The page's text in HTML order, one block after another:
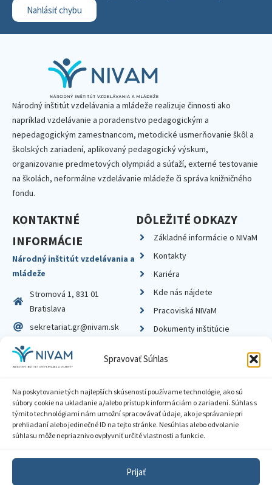
Spravovať Súhlas
Na poskytovanie tých najlepších skúseností používame technológie, ako sú
súbory cookie na ukladanie a/alebo prístup k informáciám o zariadení. Súhlas s
týmito technológiami nám umožní spracovávať údaje, ako je správanie pri
prehliadaní alebo jedinečné ID na tejto stránke. Nesúhlas alebo odvolanie
súhlasu môže nepriaznivo ovplyvniť určité vlastnosti a funkcie.
Prijať
Nahlásiť chybu
Národný inštitút vzdelávania a mládeže realizuje činnosti ako
napríklad vzdelávanie a poradenstvo pedagogickým a
nepedagogickým zamestnancom, metodické usmerňovanie škôl a
školských zariadení, aplikovaný pedagogický výskum,
organizovanie predmetových olympiád a súťaží, externé testovanie
na školách, neformálne vzdelávanie mládeže či správa knižničného
fondu.
KONTAKTNÉ
INFORMÁCIE
Národný inštitút vzdelávania a
mládeže
Stromová 1, 831 01
Bratislava
sekretariat.gr@nivam.sk
IČO: 00164348
DIČ: 2020798714
DÔLEŽITÉ ODKAZY
Základné informácie o NIVaM
Kontakty
Kariéra
Kde nás nájdete
Pracoviská NIVaM
Dokumenty inštitúcie
Zásady ochrany súkromia
Sprístupnenie informácií